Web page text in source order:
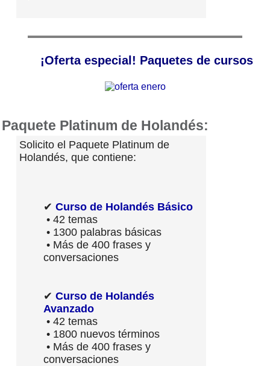
¡Oferta especial! Paquetes de cursos
Paquete Platinum de Holandés:
Solicito el Paquete Platinum de
Holandés, que contiene:
✔ Curso de Holandés Básico
• 42 temas
• 1300 palabras básicas
• Más de 400 frases y
conversaciones
✔ Curso de Holandés
Avanzado
• 42 temas
• 1800 nuevos términos
• Más de 400 frases y
conversaciones